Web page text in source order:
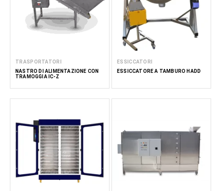
TRASPORTATORI
NASTRO DI ALIMENTAZIONE CON
TRAMOGGIA IC-Z
ESSICCATORI
ESSICCATORE A TAMBURO HADD